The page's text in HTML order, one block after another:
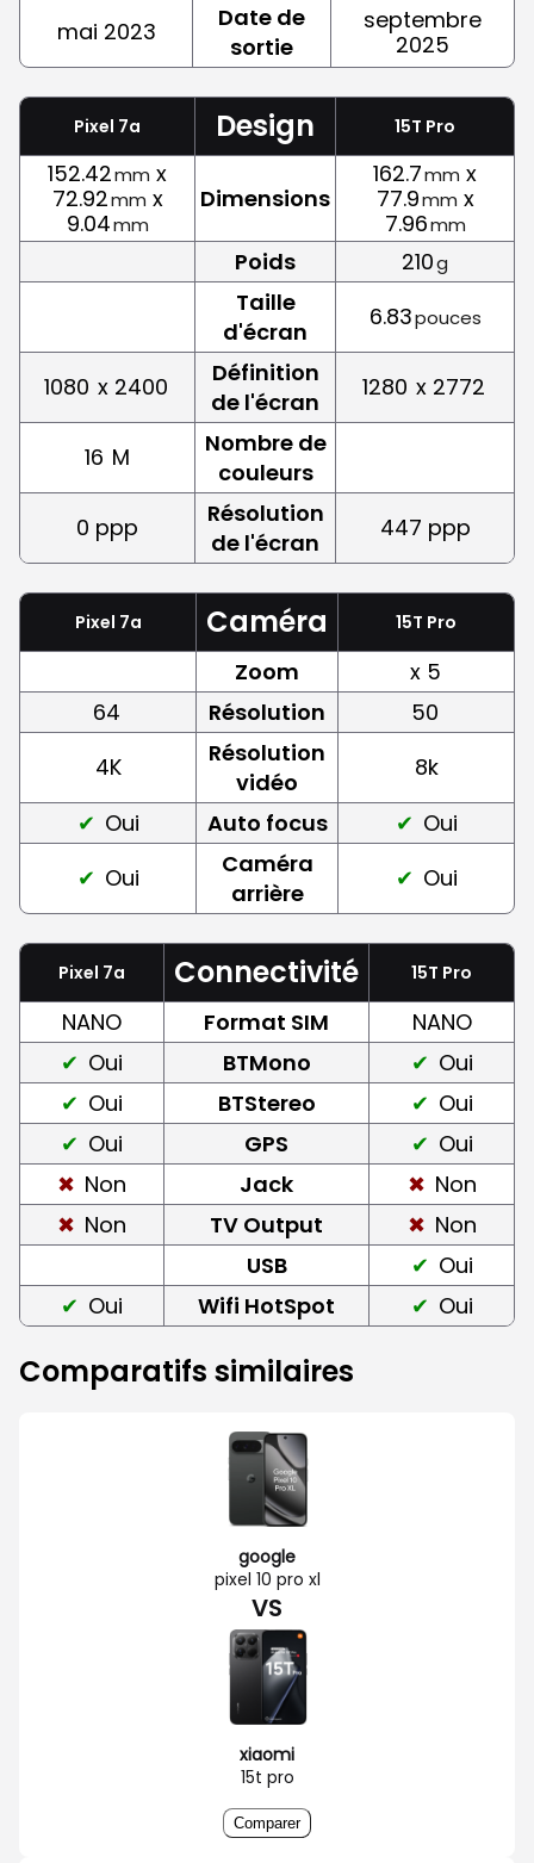
mai 2023
Date de
sortie
septembre
2025
Pixel 7a Design 15T Pro
152.42mm x
72.92mm x
9.04mm
Dimensions
162.7mm x
77.9mm x
7.96mm
Poids 210g
Taille
d'écran
6.83pouces
1080 x 2400
Définition
de l'écran
1280 x 2772
16 M
Nombre de
couleurs
0 ppp
Résolution
de l'écran
447 ppp
Pixel 7a Caméra 15T Pro
Zoom
x 5
64
Résolution
50
4K
Résolution
vidéo
8k
Oui
Auto focus
Oui
Oui
Caméra
arrière
Oui
Pixel 7a Connectivité 15T Pro
NANO Format SIM
NANO
Oui
BTMono
Oui
Oui
BTStereo
Oui
Oui
GPS
Oui
Non
Jack
Non
Non
TV Output
Non
USB
Oui
Oui
Wifi HotSpot Oui
Comparatifs similaires
google
pixel 10 pro xl
VS
xiaomi
15t pro
Comparer